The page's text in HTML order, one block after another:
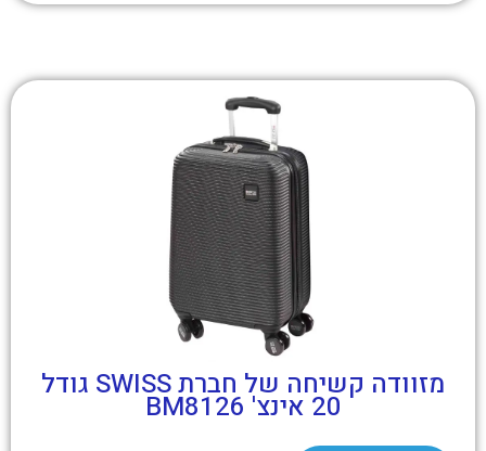
מזוודה קשיחה של חברת SWISS גודל
20 אינצ' BM8126